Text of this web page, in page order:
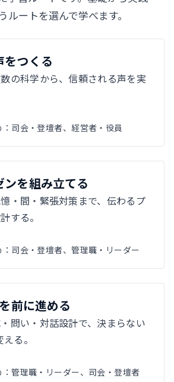
ルートを選んで学べます。
をつくる
の科学から、信頼される声を実
司会・登壇者、経営者・役員
を組み立てる
・間・緊張対策まで、伝わるプ
する。
司会・登壇者、管理職・リーダー
前に進める
問い・対話設計で、決まらない
る。
管理職・リーダー、司会・登壇者